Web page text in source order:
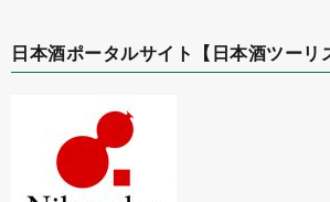
日本酒ポータルサイト【日本酒ツーリ